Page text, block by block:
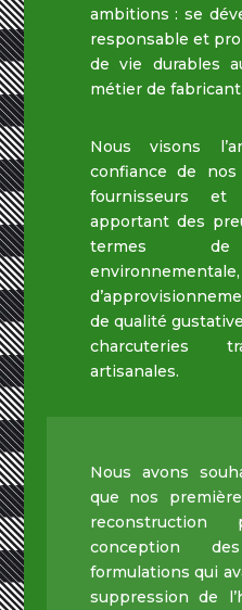
ambitions : se
responsable et
de vie durables
métier de
Nous visons
confiance de
fournisseurs
apportant des
termes de
de qualité
charcuteries
artisanales.
Nous avons
que nos
conception
formulations qui
suppression de